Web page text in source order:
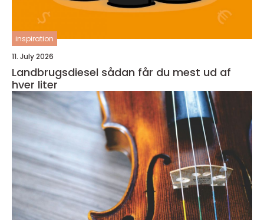
inspiration
11. July 2026
Landbrugsdiesel sådan får du mest ud af
hver liter